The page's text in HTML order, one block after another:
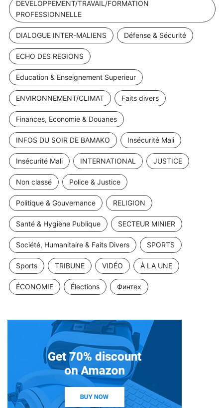
DEVELOPPEMENT/TRAVAIL/FORMATION
PROFESSIONNELLE
DIALOGUE INTER-MALIENS Défense & Sécurité
ECHO DES REGIONS
Education & Enseignement Superieur
ENVIRONNEMENT/CLIMAT Faits divers
Finances, Economie & Douanes
INFOS DU SOIR DE BAMAKO Insécurité Mali
Insécurité Mali INTERNATIONAL JUSTICE
Non classé Police & Justice
Politique & Gouvernance RELIGION
Santé & Hygiène Publique SECTEUR MINIER
Société, Humanitaire & Faits Divers SPORTS
Sports TRIBUNE VIDÉO À LA UNE
ÉCONOMIE Élections Финтех